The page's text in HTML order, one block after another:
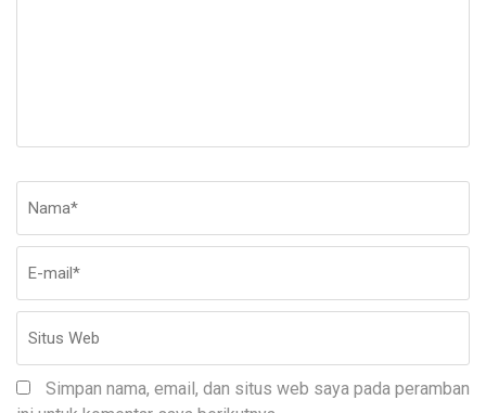
Simpan nama, email, dan situs web saya pada peramban